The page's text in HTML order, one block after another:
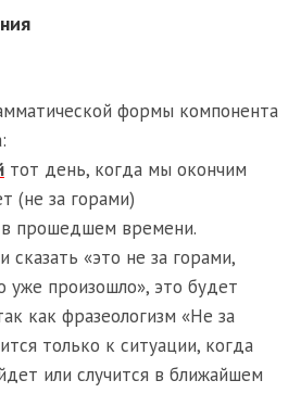
формы компонента
тот день, когда мы окончим
(не за горами)
в прошедшем времени.
сказать «это не за горами,
уже произошло», это будет
как фразеологизм «Не за
только к ситуации, когда
или случится в ближайшем